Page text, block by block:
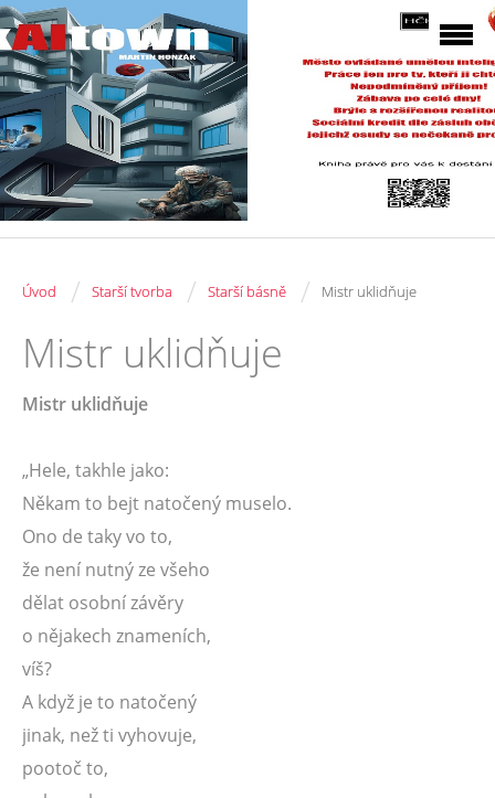
Úvod / Starší tvorba / Starší básně / Mistr uklidňuje
Mistr uklidňuje
Mistr uklidňuje
„Hele, takhle jako:
Někam to bejt natočený muselo.
Ono de taky vo to,
že není nutný ze všeho
dělat osobní závěry
o nějakech znameních,
víš?
A když je to natočený
jinak, než ti vyhovuje,
pootoč to,